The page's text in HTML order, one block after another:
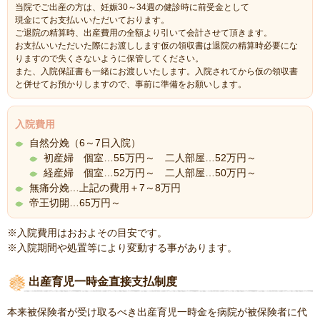
当院でご出産の方は、妊娠30～34週の健診時に前受金として
現金にてお支払いいただいております。
ご退院の精算時、出産費用の全額より引いて会計させて頂きます。
お支払いいただいた際にお渡しします仮の領収書は退院の精算時必要にな
りますので失くさないように保管してください。
また、入院保証書も一緒にお渡しいたします。入院されてから仮の領収書
と併せてお預かりしますので、事前に準備をお願いします。
入院費用
自然分娩（6～7日入院）
初産婦 個室…55万円～ 二人部屋…52万円～
経産婦 個室…52万円～ 二人部屋…50万円～
無痛分娩…上記の費用＋7～8万円
帝王切開…65万円～
※入院費用はおおよその目安です。
※入院期間や処置等により変動する事があります。
出産育児一時金直接支払制度
本来被保険者が受け取るべき出産育児一時金を病院が被保険者に代